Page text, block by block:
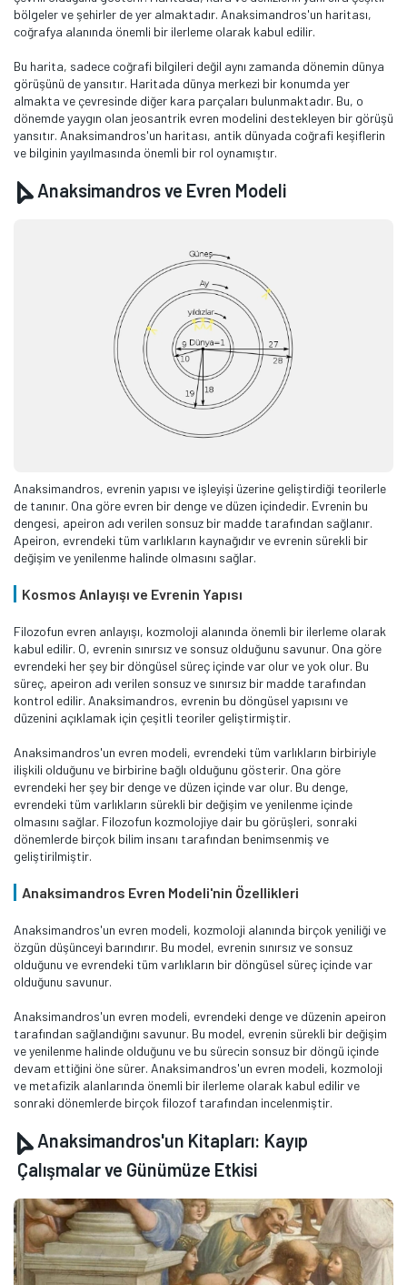
bölgeler ve şehirler de yer almaktadır. Anaksimandros'un haritası,
coğrafya alanında önemli bir ilerleme olarak kabul edilir.
Bu harita, sadece coğrafi bilgileri değil aynı zamanda dönemin dünya
görüşünü de yansıtır. Haritada dünya merkezi bir konumda yer
almakta ve çevresinde diğer kara parçaları bulunmaktadır. Bu, o
dönemde yaygın olan jeosantrik evren modelini destekleyen bir görüşü
yansıtır. Anaksimandros'un haritası, antik dünyada coğrafi keşiflerin
ve bilginin yayılmasında önemli bir rol oynamıştır.
Anaksimandros ve Evren Modeli
Anaksimandros, evrenin yapısı ve işleyişi üzerine geliştirdiği teorilerle
de tanınır. Ona göre evren bir denge ve düzen içindedir. Evrenin bu
dengesi, apeiron adı verilen sonsuz bir madde tarafından sağlanır.
Apeiron, evrendeki tüm varlıkların kaynağıdır ve evrenin sürekli bir
değişim ve yenilenme halinde olmasını sağlar.
Kosmos Anlayışı ve Evrenin Yapısı
Filozofun evren anlayışı, kozmoloji alanında önemli bir ilerleme olarak
kabul edilir. O, evrenin sınırsız ve sonsuz olduğunu savunur. Ona göre
evrendeki her şey bir döngüsel süreç içinde var olur ve yok olur. Bu
süreç, apeiron adı verilen sonsuz ve sınırsız bir madde tarafından
kontrol edilir. Anaksimandros, evrenin bu döngüsel yapısını ve
düzenini açıklamak için çeşitli teoriler geliştirmiştir.
Anaksimandros'un evren modeli, evrendeki tüm varlıkların birbiriyle
ilişkili olduğunu ve birbirine bağlı olduğunu gösterir. Ona göre
evrendeki her şey bir denge ve düzen içinde var olur. Bu denge,
evrendeki tüm varlıkların sürekli bir değişim ve yenilenme içinde
olmasını sağlar. Filozofun kozmolojiye dair bu görüşleri, sonraki
dönemlerde birçok bilim insanı tarafından benimsenmiş ve
geliştirilmiştir.
Anaksimandros Evren Modeli'nin Özellikleri
Anaksimandros'un evren modeli, kozmoloji alanında birçok yeniliği ve
özgün düşünceyi barındırır. Bu model, evrenin sınırsız ve sonsuz
olduğunu ve evrendeki tüm varlıkların bir döngüsel süreç içinde var
olduğunu savunur.
Anaksimandros'un evren modeli, evrendeki denge ve düzenin apeiron
tarafından sağlandığını savunur. Bu model, evrenin sürekli bir değişim
ve yenilenme halinde olduğunu ve bu sürecin sonsuz bir döngü içinde
devam ettiğini öne sürer. Anaksimandros'un evren modeli, kozmoloji
ve metafizik alanlarında önemli bir ilerleme olarak kabul edilir ve
sonraki dönemlerde birçok filozof tarafından incelenmiştir.
Anaksimandros'un Kitapları: Kayıp
Çalışmalar ve Günümüze Etkisi